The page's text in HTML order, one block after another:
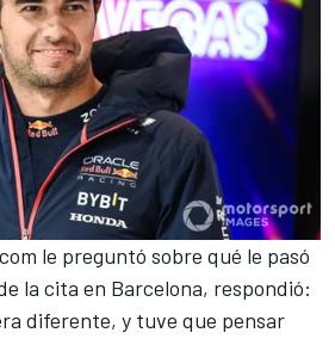
le preguntó sobre qué le pasó
la cita en Barcelona, respondió:
diferente, y tuve que pensar